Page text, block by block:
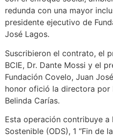
redunda con una mayor
presidente ejecutivo de
José Lagos.
Suscribieron el contrato, el
BCIE, Dr. Dante Mossi y el
Fundación Covelo, Juan
honor ofició la directora por
Belinda Carías.
Esta operación contribuye
Sostenible (ODS), 1 “Fin de